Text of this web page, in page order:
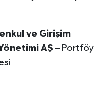
ve Girişim
AŞ – Portföy